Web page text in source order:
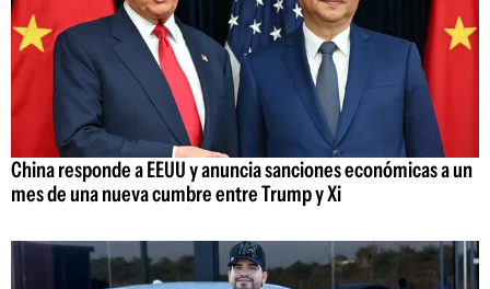
China responde a EEUU y anuncia sanciones económicas a un
mes de una nueva cumbre entre Trump y Xi